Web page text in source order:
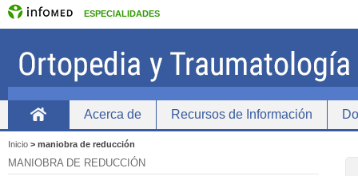
ESPECIALIDADES
Acerca de Recursos de Información
Inicio > maniobra de reducción
MANIOBRA DE REDUCCIÓN